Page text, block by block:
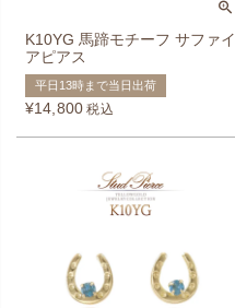
K10YG 馬蹄モチーフ サファイ
アピアス
平日13時まで当日出荷
¥14,800 税込